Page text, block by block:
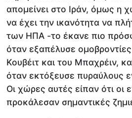
απομείνει στο Ιράν, όμως η
να έχει την ικανότητα να
των ΗΠΑ -το έκανε πιο
όταν εξαπέλυσε
Κουβέιτ και του Μπαχρέιν,
όταν εκτόξευσε πυραύλους
Οι χώρες αυτές είπαν ότι οι
προκάλεσαν σημαντικές